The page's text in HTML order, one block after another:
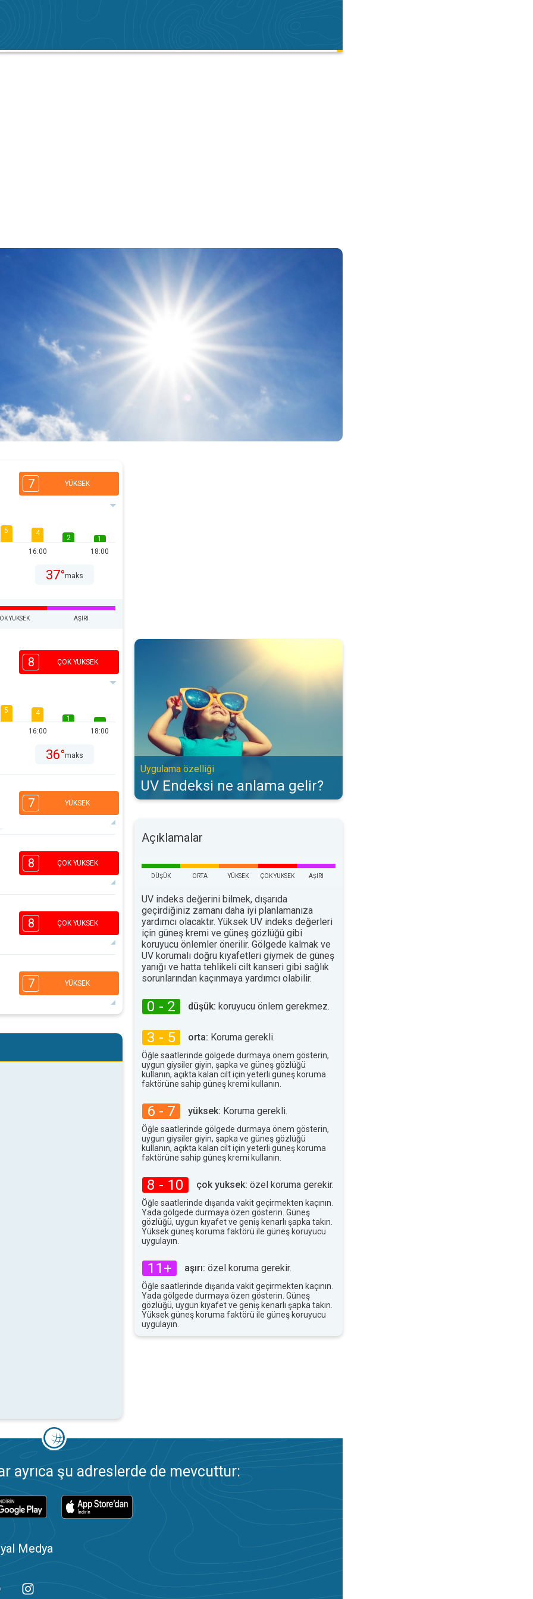
7 YÜKSEK
5 4
16:00
2
1
18:00
37°maks
YUKSEK AŞIRI
8 ÇOK YUKSEK
5 4
16:00
1
18:00
36°maks
7 YÜKSEK
2
16:00
34°maks
8 ÇOK YUKSEK
4
16:00
2
1
35°maks
8 ÇOK YUKSEK
3
16:00
2
36°maks
7 YÜKSEK
3
UV Endeksi ne anlama gelir?. Uygulama özelliği. . .
Uygulama özelliği
UV Endeksi ne anlama gelir?
Açıklamalar
DÜŞÜK ORTA YÜKSEK ÇOK YUKSEK AŞIRI
UV indeks değerini bilmek, dışarıda
geçirdiğiniz zamanı daha iyi planlamanıza
yardımcı olacaktır. Yüksek UV indeks değerleri
için güneş kremi ve güneş gözlüğü gibi
koruyucu önlemler önerilir. Gölgede kalmak ve
UV korumalı doğru kıyafetleri giymek de güneş
yanığı ve hatta tehlikeli cilt kanseri gibi sağlık
sorunlarından kaçınmaya yardımcı olabilir.
0 - 2 düşük: koruyucu önlem gerekmez.
3 - 5 orta: Koruma gerekli.
Öğle saatlerinde gölgede durmaya önem gösterin,
uygun giysiler giyin, şapka ve güneş gözlüğü
kullanın, açıkta kalan cilt için yeterli güneş koruma
faktörüne sahip güneş kremi kullanın.
6 - 7 yüksek: Koruma gerekli.
Öğle saatlerinde gölgede durmaya önem gösterin,
uygun giysiler giyin, şapka ve güneş gözlüğü
kullanın, açıkta kalan cilt için yeterli güneş koruma
faktörüne sahip güneş kremi kullanın.
8 - 10 çok yuksek: özel koruma gerekir.
Öğle saatlerinde dışarıda vakit geçirmekten kaçının.
Yada gölgede durmaya özen gösterin. Güneş
gözlüğü, uygun kıyafet ve geniş kenarlı şapka takın.
Yüksek güneş koruma faktörü ile güneş koruyucu
uygulayın.
11+ aşırı: özel koruma gerekir.
Öğle saatlerinde dışarıda vakit geçirmekten kaçının.
Yada gölgede durmaya özen gösterin. Güneş
gözlüğü, uygun kıyafet ve geniş kenarlı şapka takın.
Yüksek güneş koruma faktörü ile güneş koruyucu
uygulayın.
ayrıca şu adreslerde de mevcuttur:
Medya